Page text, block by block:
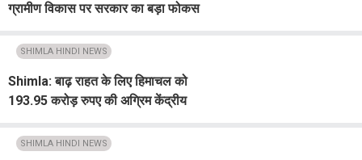
ग्रामीण विकास पर सरकार का बड़ा फोकस
SHIMLA HINDI NEWS
Shimla: बाढ़ राहत के लिए हिमाचल को
193.95 करोड़ रुपए की अग्रिम केंद्रीय
SHIMLA HINDI NEWS